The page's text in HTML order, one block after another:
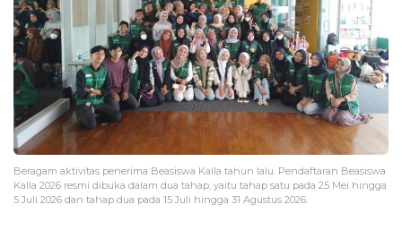
Beragam aktivitas penerima Beasiswa Kalla tahun lalu. Pendaftaran Beasiswa
Kalla 2026 resmi dibuka dalam dua tahap, yaitu tahap satu pada 25 Mei hingga
5 Juli 2026 dan tahap dua pada 15 Juli hingga 31 Agustus 2026.